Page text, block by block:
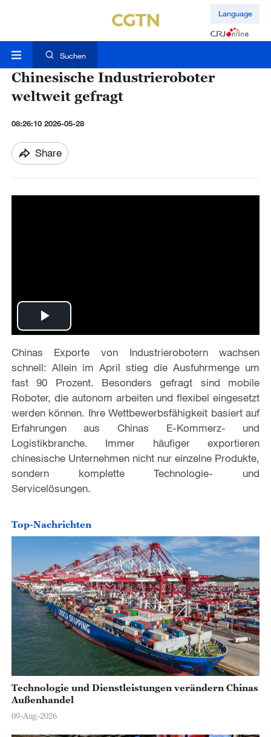
Language
Suchen
Chinesische Industrieroboter
weltweit gefragt
08:26:10 2026-05-28
Share
P
a
y
V
i
d
e
o
Chinas Exporte von Industrierobotern wachsen
schnell: Allein im April stieg die Ausfuhrmenge um
fast 90 Prozent. Besonders gefragt sind mobile
Roboter, die autonom arbeiten und flexibel eingesetzt
werden können. Ihre Wettbewerbsfähigkeit basiert auf
Erfahrungen aus Chinas E-Kommerz- und
Logistikbranche. Immer häufiger exportieren
chinesische Unternehmen nicht nur einzelne Produkte,
sondern komplette Technologie- und
Servicelösungen.
Top-Nachrichten
Technologie und Dienstleistungen verändern Chinas
Außenhandel
09-Aug-2026